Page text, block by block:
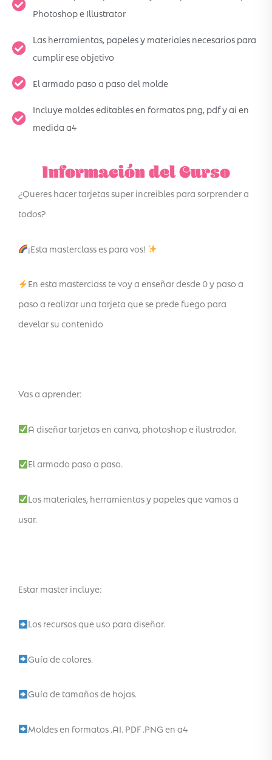
Photoshop e Illustrator
Las herramientas, papeles y materiales necesarios para
cumplir ese objetivo
El armado paso a paso del molde
Incluye moldes editables en formatos png, pdf y ai en
medida a4
Información del Curso
¿Queres hacer tarjetas super increibles para sorprender a
todos?
¡Esta masterclass es para vos!
En esta masterclass te voy a enseñar desde 0 y paso a
paso a realizar una tarjeta que se prede fuego para
develar su contenido
Vas a aprender:
A diseñar tarjetas en canva, photoshop e ilustrador.
El armado paso a paso.
Los materiales, herramientas y papeles que vamos a
usar.
Estar master incluye:
Los recursos que uso para diseñar.
Guía de colores.
Guía de tamaños de hojas.
Moldes en formatos .AI. PDF .PNG en a4